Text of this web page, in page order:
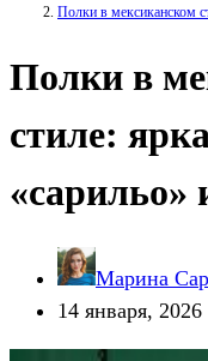
Полки в мексиканском
Полки в
стиле:
«сарильо»
Марина
14 января, 2026